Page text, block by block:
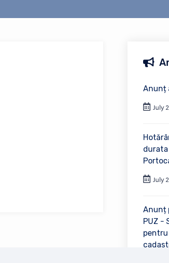
Anunț
July
July
Anunț
PUZ -